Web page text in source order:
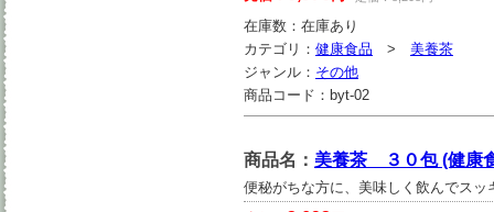
在庫数： 在庫あり
カテゴリ： 健康食品 > 美養茶
ジャンル： その他
商品コード： byt-02
商品名： 美養茶 ３０包 (健康
便秘がちな方に、美味しく飲んでスッ